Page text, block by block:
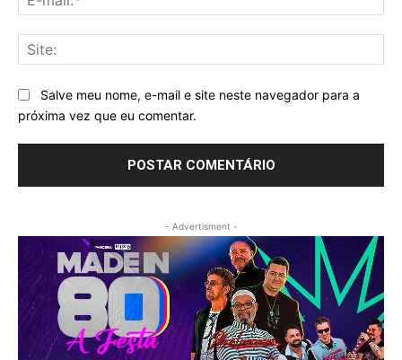
Salve meu nome, e-mail e site neste navegador para a
próxima vez que eu comentar.
- Advertisment -